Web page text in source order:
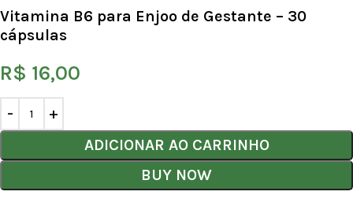
Vitamina B6 para Enjoo de Gestante – 30
cápsulas
R$ 16,00
ADICIONAR AO CARRINHO
BUY NOW